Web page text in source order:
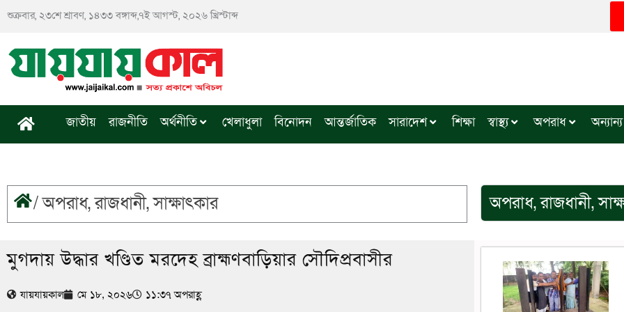
শুক্রবার, ২৩শে শ্রাবণ, ১৪৩৩ বঙ্গাব্দ,৭ই আগস্ট, ২০২৬ খ্রিস্টাব্দ
জাতীয় রাজনীতি অর্থনীতি খেলাধুলা বিনোদন আন্তর্জাতিক সারাদেশ শিক্ষা স্বাস্থ্য অপরাধ অন্যান্য
/অপরাধ,রাজধানী,সাক্ষাৎকার অপরাধ,রাজধানী,
মুগদায় উদ্ধার খণ্ডিত মরদেহ ব্রাহ্মণবাড়িয়ার সৌদিপ্রবাসীর
যায়যায়কাল মে ১৮, ২০২৬ ১১:৩৭ অপরাহ্ণ